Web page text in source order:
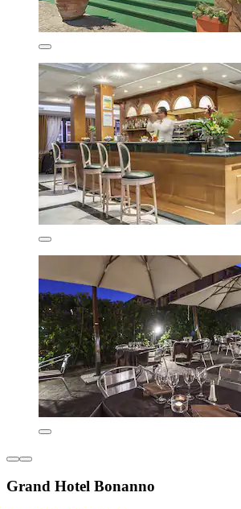
Grand Hotel Bonanno